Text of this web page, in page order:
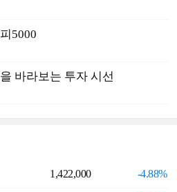
5000
바라보는 투자 시선
1,422,000 -4.88%